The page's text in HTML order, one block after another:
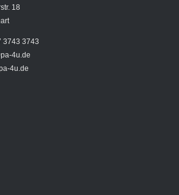
18
3743 3743
4u.de
4u.de